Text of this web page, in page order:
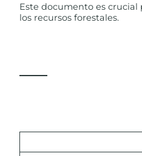
Este documento es crucial
los recursos forestales.